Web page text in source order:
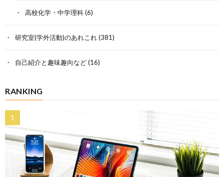
高校化学・中学理科(6)
研究室(学外活動)のあれこれ(381)
自己紹介と趣味趣向など(16)
RANKING